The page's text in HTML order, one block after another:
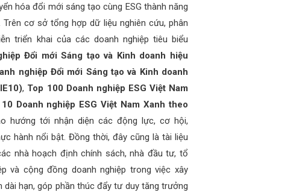
hóa đổi mới sáng tạo cùng ESG thành năng
cơ sở tổng hợp dữ liệu nghiên cứu, phân
triển khai của các doanh nghiệp tiêu biểu
Đổi mới Sáng tạo và Kinh doanh hiệu
nghiệp Đổi mới Sáng tạo và Kinh doanh
, Top 100 Doanh nghiệp ESG Việt Nam
Doanh nghiệp ESG Việt Nam Xanh theo
hướng tới nhận diện các động lực, cơ hội,
hành nổi bật. Đồng thời, đây cũng là tài liệu
nhà hoạch định chính sách, nhà đầu tư, tổ
và cộng đồng doanh nghiệp trong việc xây
hạn, góp phần thúc đẩy tư duy tăng trưởng